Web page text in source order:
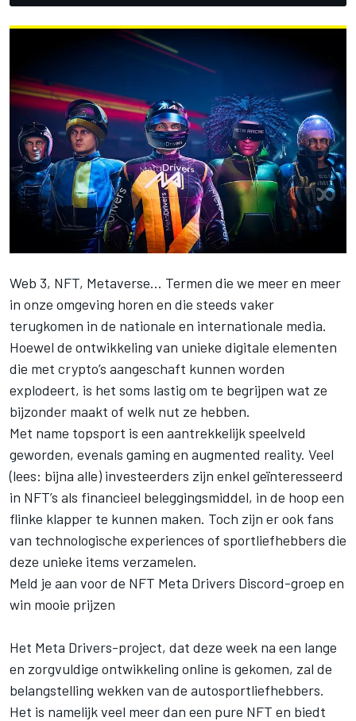
Web 3, NFT, Metaverse... Termen die we meer en meer
in onze omgeving horen en die steeds vaker
terugkomen in de nationale en internationale media.
Hoewel de ontwikkeling van unieke digitale elementen
die met crypto’s aangeschaft kunnen worden
explodeert, is het soms lastig om te begrijpen wat ze
bijzonder maakt of welk nut ze hebben.
Met name topsport is een aantrekkelijk speelveld
geworden, evenals gaming en augmented reality. Veel
(lees: bijna alle) investeerders zijn enkel geïnteresseerd
in NFT’s als financieel beleggingsmiddel, in de hoop een
flinke klapper te kunnen maken. Toch zijn er ook fans
van technologische experiences of sportliefhebbers die
deze unieke items verzamelen.
Meld je aan voor de NFT Meta Drivers Discord-groep en
win mooie prijzen
Het Meta Drivers-project, dat deze week na een lange
en zorgvuldige ontwikkeling online is gekomen, zal de
belangstelling wekken van de autosportliefhebbers.
Het is namelijk veel meer dan een pure NFT en biedt